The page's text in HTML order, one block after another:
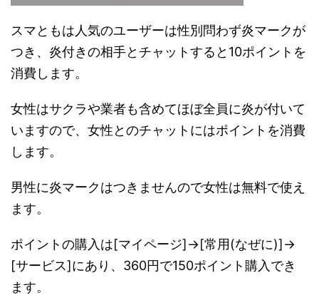
スマともは人気のユーザーは性別問わず炎マークが
つき、炎付きの相手とチャットすると10ポイントを
消費します。
女性はサクラや業者も含めてほぼ全員に炎が付いて
いますので、女性とのチャットにはポイントを消費
します。
男性に炎マークはつきませんので女性は無料で使え
ます。
ポイントの購入は[マイページ]->[常用(なぜに)]->
[サービス]にあり、360円で150ポイント購入でき
ます。